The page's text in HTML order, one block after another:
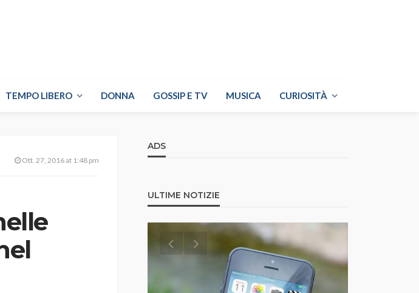
TEMPO LIBERO DONNA GOSSIP E TV MUSICA CURIOSITÀ
Ott. 27, 2016 at 1:48 pm
ADS
ULTIME NOTIZIE